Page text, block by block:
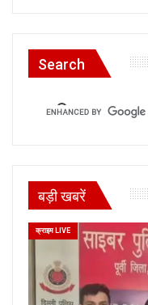
Search
बड़ी खबरें
क्राइम LIVE